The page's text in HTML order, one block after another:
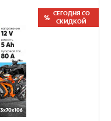
СЕГОДНЯ СО
СКИДКОЙ